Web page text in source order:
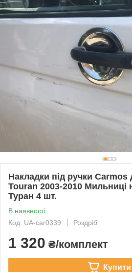
Накладки під ручки
Touran 2003-2010 Мильниці
Туран 4 шт.
В наявності
Код: UA-car0339
Роздріб
1 320 ₴/комплект
Купити